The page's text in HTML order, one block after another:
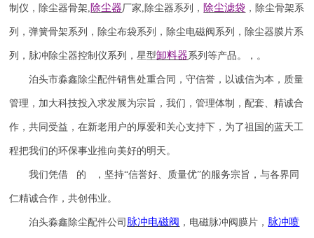
制仪 ， 除尘器骨架,除尘器厂家, 除尘器系列， 除尘滤袋 ，除尘骨架系
列，弹簧骨架系列，除尘布袋系列，除尘电磁阀系列，除尘器膜片系
列，脉冲除尘器控制仪系列，星型卸料器系列等产品。，。
泊头市淼鑫除尘配件销售处重合同，守信誉，以诚信为本，质量
管理，加大科技投入求发展为宗旨，我们，管理体制，配套、精诚合
作，共同受益，在新老用户的厚爱和关心支持下，为了祖国的蓝天工
程把我们的环保事业推向美好的明天。
我们凭借 的 ，坚持“信誉好、质量优”的服务宗旨，与各界同
仁精诚合作，共创伟业。
泊头淼鑫除尘配件公司 脉冲电磁阀 ，电磁脉冲阀膜片， 脉冲喷